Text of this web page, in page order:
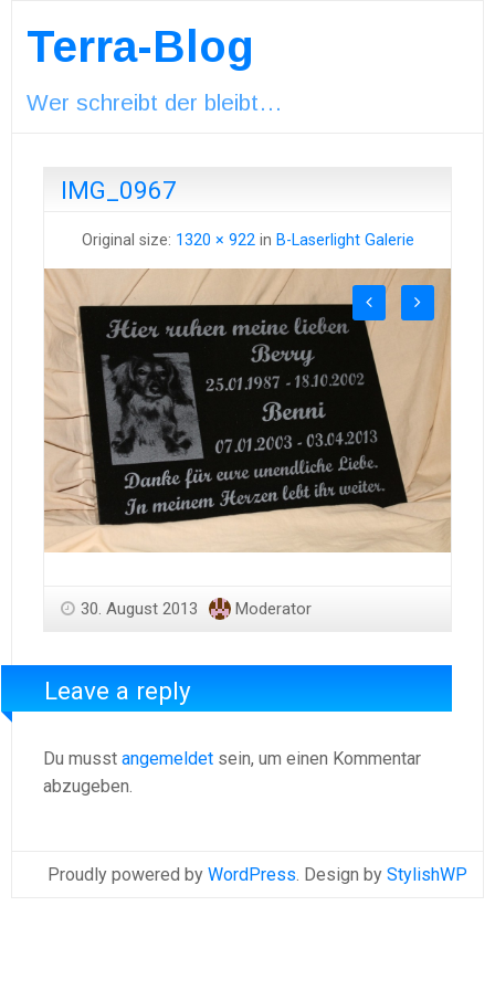
Terra-Blog
Wer schreibt der bleibt…
IMG_0967
Original size: 1320 × 922in B-Laserlight Galerie
30. August 2013 Moderator
Leave a reply
Du musst angemeldet sein, um einen Kommentar
abzugeben.
Proudly powered by WordPress. Design by StylishWP